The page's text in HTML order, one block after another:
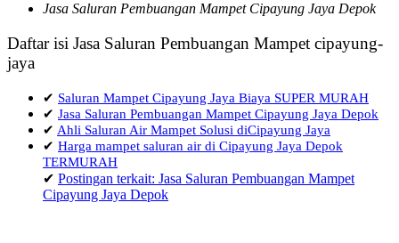
Jasa Saluran Pembuangan Mampet Cipayung Jaya Depok
Daftar isi Jasa Saluran Pembuangan Mampet cipayung-
jaya
✔ Saluran Mampet Cipayung Jaya Biaya SUPER MURAH
✔ Jasa Saluran Pembuangan Mampet Cipayung Jaya Depok
✔ Ahli Saluran Air Mampet Solusi diCipayung Jaya
✔ Harga mampet saluran air di Cipayung Jaya Depok
TERMURAH
✔ Postingan terkait: Jasa Saluran Pembuangan Mampet
Cipayung Jaya Depok